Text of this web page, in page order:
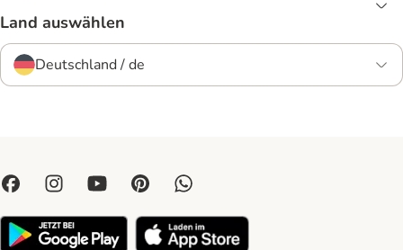
Land auswählen
Deutschland / de